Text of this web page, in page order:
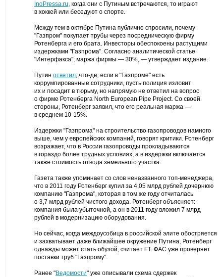
InoPressa.ru, когда они с Путиным встречаются, то играют
в хоккей или беседуют о спорте.
Между тем в октябре Путина публично спросили, почему
"Газпром" покупает трубы через посредническую фирму
Ротенберга и его брата. Инвесторы обеспокоены растущими
издержками "Газпрома". Согласно аналитической статье
"Интерфакса", маржа фирмы — 30%, — утверждает издание.
Путин ответил, что-де, если в "Газпроме" есть
коррумпированные сотрудники, пусть полиция изловит
их и посадит в тюрьму, но напрямую не ответил на вопрос
о фирме Ротенберга North European Pipe Project. Со своей
стороны, Ротенберг заявил, что его реальная маржа —
в среднем 10-15%.
Издержки "Газпрома" на строительство газопроводов намного
выше, чем у европейских компаний, говорят критики. Ротенберг
возражает, что в России газопроводы прокладываются
в гораздо более трудных условиях, а в издержки включается
также стоимость отвода земельного участка.
Газета также упоминает со слов неназванного топ-менеджера,
что в 2011 году Ротенберг купил за 4,05 млрд рублей дочернюю
компанию "Газпрома", которая в том же году отчиталась
о 3,7 млрд рублей чистого дохода. Ротенберг объясняет:
компания была убыточной, а он в 2011 году вложил 7 млрд
рублей в модернизацию оборудования.
Но сейчас, когда междоусобица в российской элите обостряется
и захватывает даже ближайшее окружение Путина, Ротенберг
однажды может стать обузой, считает FT. ФАС уже проверяет
поставки труб "Газпрому".
Ранее "Ведомости" уже описывали схема сдержек